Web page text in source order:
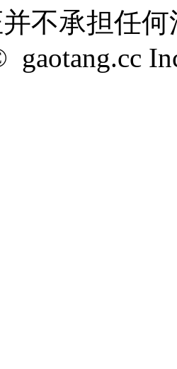
不承担任